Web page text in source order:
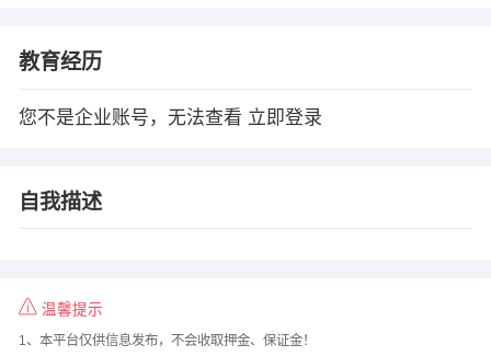
教育经历
您不是企业账号，无法查看 立即登录
自我描述
温馨提示
1、本平台仅供信息发布，不会收取押金、保证金！